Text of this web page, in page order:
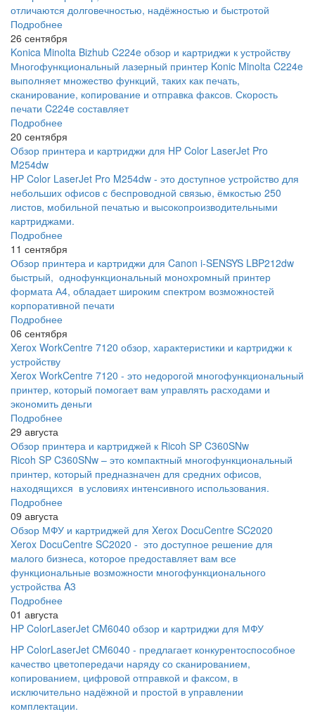
отличаются долговечностью, надёжностью и быстротой
Подробнее
26 сентября
Konica Minolta Bizhub C224e обзор и картриджи к устройству
Многофункциональный лазерный принтер Konic Minolta C224e
выполняет множество функций, таких как печать,
сканирование, копирование и отправка факсов. Скорость
печати C224e составляет
Подробнее
20 сентября
Обзор принтера и картриджи для HP Color LaserJet Pro
M254dw
HP Color LaserJet Pro M254dw - это доступное устройство для
небольших офисов с беспроводной связью, ёмкостью 250
листов, мобильной печатью и высокопроизводительными
картриджами.
Подробнее
11 сентября
Обзор принтера и картриджи для Canon i-SENSYS LBP212dw
быстрый, однофункциональный монохромный принтер
формата А4, обладает широким спектром возможностей
корпоративной печати
Подробнее
06 сентября
Xerox WorkCentre 7120 обзор, характеристики и картриджи к
устройству
Xerox WorkCentre 7120 - это недорогой многофункциональный
принтер, который помогает вам управлять расходами и
экономить деньги
Подробнее
29 августа
Обзор принтера и картриджей к Ricoh SP C360SNw
Ricoh SP C360SNw – это компактный многофункциональный
принтер, который предназначен для средних офисов,
находящихся в условиях интенсивного использования.
Подробнее
09 августа
Обзор МФУ и картриджей для Xerox DocuCentre SC2020
Xerox DocuCentre SC2020 - это доступное решение для
малого бизнеса, которое предоставляет вам все
функциональные возможности многофункционального
устройства A3
Подробнее
01 августа
HP ColorLaserJet CM6040 обзор и картриджи для МФУ
HP ColorLaserJet CM6040 - предлагает конкурентоспособное
качество цветопередачи наряду со сканированием,
копированием, цифровой отправкой и факсом, в
исключительно надёжной и простой в управлении
комплектации.